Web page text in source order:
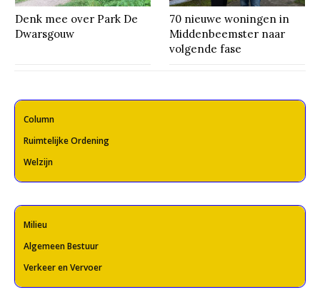
Denk mee over Park De
Dwarsgouw
70 nieuwe woningen in
Middenbeemster naar
volgende fase
Column
Ruimtelijke Ordening
Welzijn
Milieu
Algemeen Bestuur
Verkeer en Vervoer